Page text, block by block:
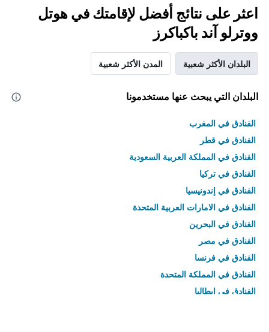
اعثر على نتائج أفضل لإقامتك في هوتل
ووترلو آند باكباكرز
البلدان الأكثر شعبية المدن الأكثر شعبية
البلدان التي يبحث عنها مستخدمونا
الفنادق في المغرب
الفنادق في قطر
الفنادق في المملكة العربية السعودية
الفنادق في تركيا
الفنادق في إندونيسيا
الفنادق في الامارات العربية المتحدة
الفنادق في البحرين
الفنادق في مصر
الفنادق في فرنسا
الفنادق في المملكة المتحدة
الفنادق في إيطاليا